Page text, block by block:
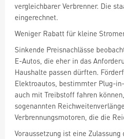
vergleichbarer Verbrenner. Die
eingerechnet.
Weniger Rabatt für kleine
Sinkende Preisnachlässe
E-Autos, die eher in das
Haushalte passen dürften.
Elektroautos, bestimmter Plug-
auch mit Treibstoff fahren
sogenannten
Verbrennungsmotoren, die die
Voraussetzung ist eine